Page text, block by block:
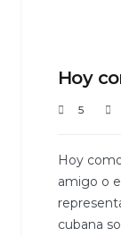
Hoy
5
Hoy
amigo o
cubana